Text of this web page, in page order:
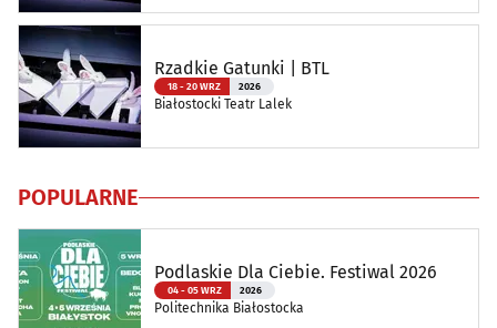
Rzadkie Gatunki | BTL
18 - 20 WRZ 2026
Białostocki Teatr Lalek
POPULARNE
Podlaskie Dla Ciebie. Festiwal 2026
04 - 05 WRZ 2026
Politechnika Białostocka